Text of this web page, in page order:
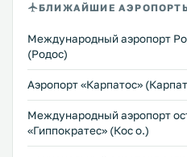
БЛИЖАЙШИЕ
Международный аэропорт
(Родос)
Аэропорт «Карпатос»
Международный аэропорт
«Гиппократес» (Кос о.)